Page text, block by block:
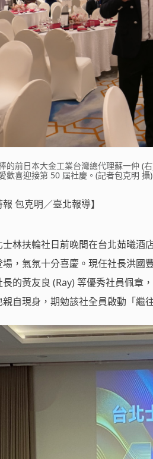
的前日本大金工業台灣總代理蘇一仲 (
歡喜迎接第 50 屆社慶。(記者包克明 攝)
報 包克明／臺北報導】
士林扶輪社日前晚間在台北茹曦酒
場，氣氛十分喜慶。現任社長洪國
的黃友良 (Ray) 等優秀社員佩章
親自現身，期勉該社全員啟動「繼